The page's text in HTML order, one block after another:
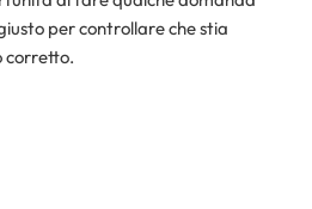
per controllare che stia
corretto.